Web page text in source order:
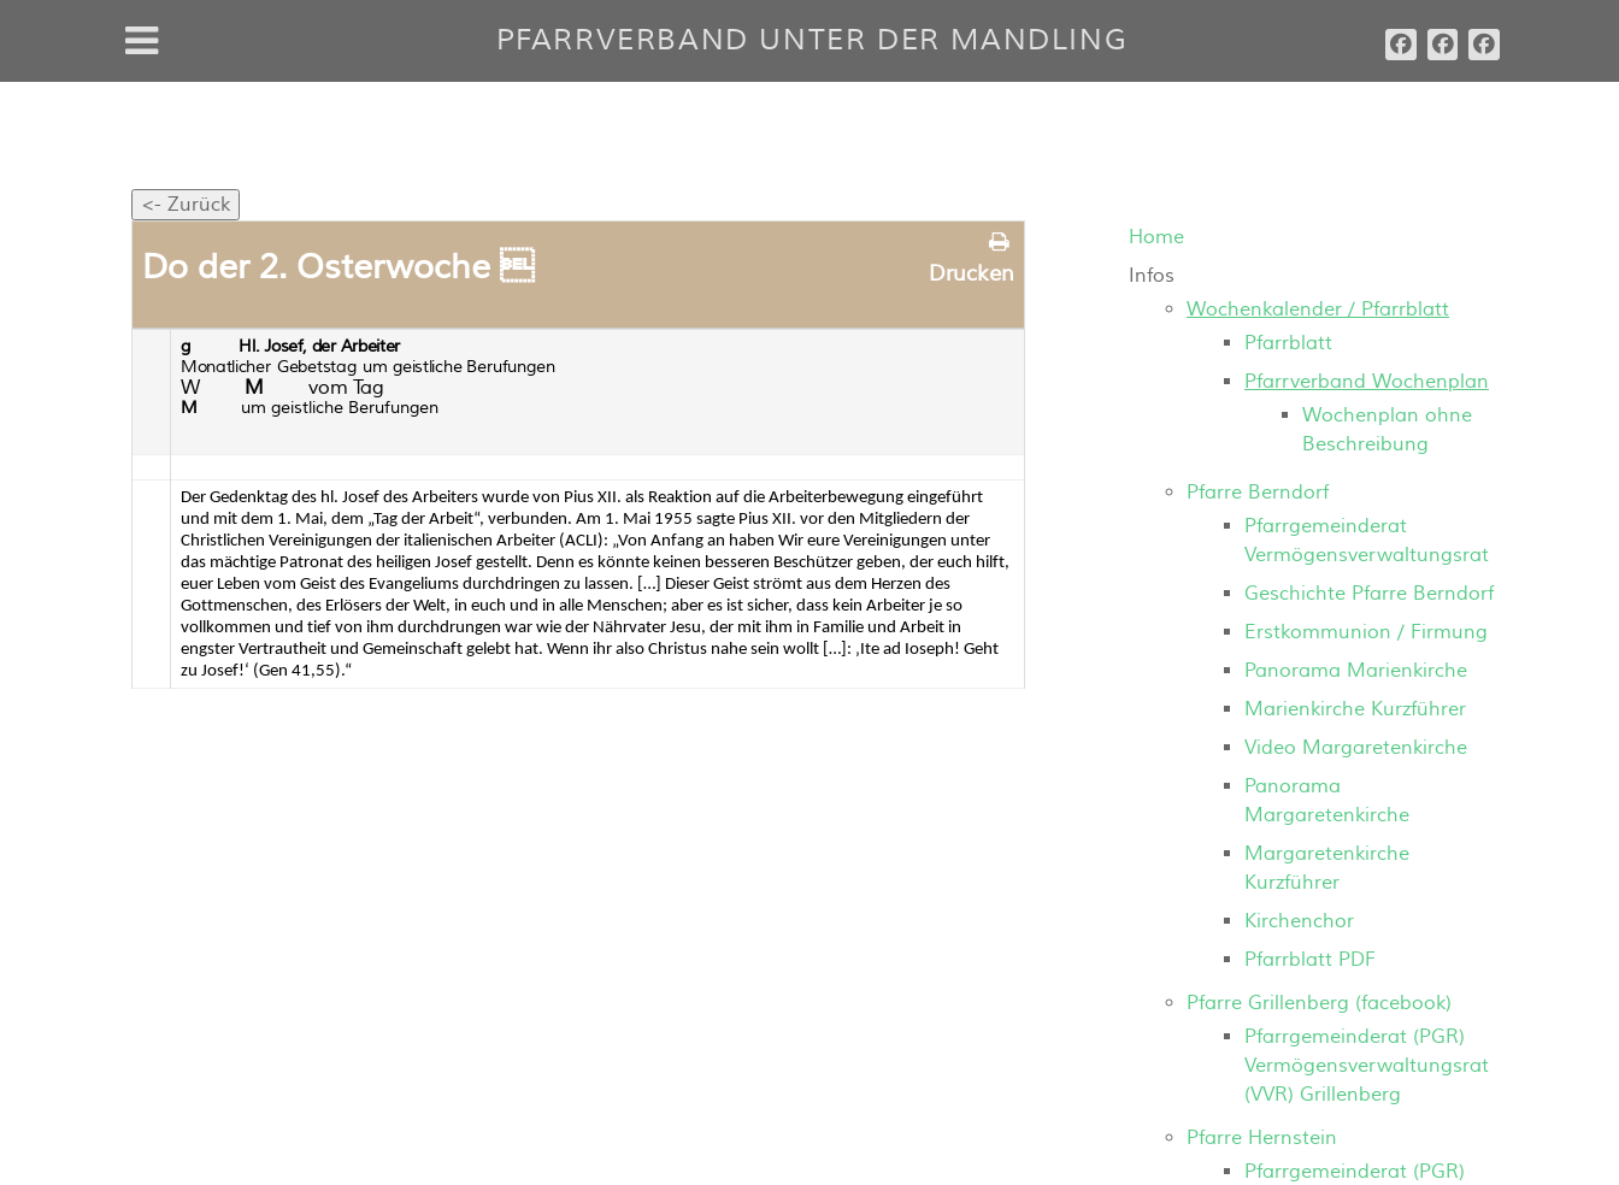
PFARRVERBAND UNTER DER MANDLING
Drucken
Do der 2. Osterwoche 
g Hl. Josef, der Arbeiter
Monatlicher Gebetstag um geistliche Berufungen
W M vom Tag
M um geistliche Berufungen
Der Gedenktag des hl. Josef des Arbeiters wurde von Pius XII. als Reaktion auf die Arbeiterbewegung eingeführt
und mit dem 1. Mai, dem „Tag der Arbeit“, verbunden. Am 1. Mai 1955 sagte Pius XII. vor den Mitgliedern der
Christlichen Vereinigungen der italienischen Arbeiter (ACLI): „Von Anfang an haben Wir eure Vereinigungen unter
das mächtige Patronat des heiligen Josef gestellt. Denn es könnte keinen besseren Beschützer geben, der euch hilft,
euer Leben vom Geist des Evangeliums durchdringen zu lassen. […] Dieser Geist strömt aus dem Herzen des
Gottmenschen, des Erlösers der Welt, in euch und in alle Menschen; aber es ist sicher, dass kein Arbeiter je so
vollkommen und tief von ihm durchdrungen war wie der Nährvater Jesu, der mit ihm in Familie und Arbeit in
engster Vertrautheit und Gemeinschaft gelebt hat. Wenn ihr also Christus nahe sein wollt […]: ‚Ite ad Ioseph! Geht
zu Josef!‘ (Gen 41,55).“
Home
Infos
Wochenkalender / Pfarrblatt
Pfarrblatt
Pfarrverband Wochenplan
Wochenplan ohne
Beschreibung
Pfarre Berndorf
Pfarrgemeinderat
Vermögensverwaltungsrat
Geschichte Pfarre Berndorf
Erstkommunion / Firmung
Panorama Marienkirche
Marienkirche Kurzführer
Video Margaretenkirche
Panorama
Margaretenkirche
Margaretenkirche
Kurzführer
Kirchenchor
Pfarrblatt PDF
Pfarre Grillenberg (facebook)
Pfarrgemeinderat (PGR)
Vermögensverwaltungsrat
(VVR) Grillenberg
Pfarre Hernstein
Pfarrgemeinderat (PGR)